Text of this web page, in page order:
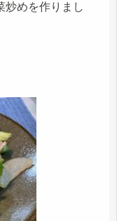
炒めを作りまし